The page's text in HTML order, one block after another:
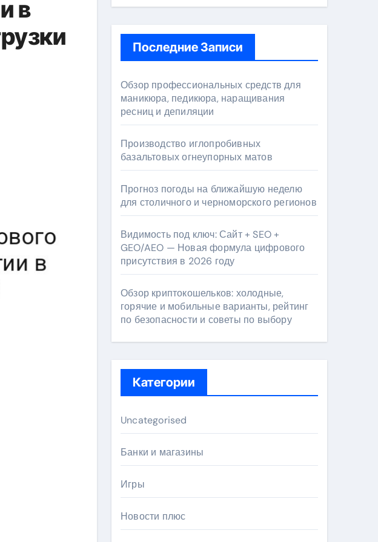
в
Последние Записи
Обзор профессиональных средств для
маникюра, педикюра, наращивания
ресниц и депиляции
Производство иглопробивных
базальтовых огнеупорных матов
Прогноз погоды на ближайшую неделю
для столичного и черноморского регионов
Видимость под ключ: Сайт + SEO +
GEO/AEO — Новая формула цифрового
присутствия в 2026 году
Обзор криптокошельков: холодные,
горячие и мобильные варианты, рейтинг
по безопасности и советы по выбору
Категории
Uncategorised
Банки и магазины
Игры
Новости плюс